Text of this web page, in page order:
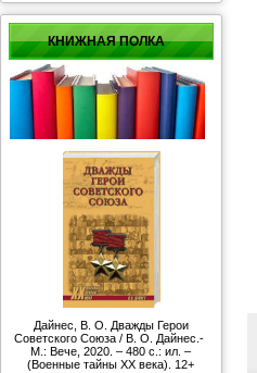
КНИЖНАЯ ПОЛКА
Дайнес, В. О. Дважды Герои
Советского Союза / В. О. Дайнес.-
М.: Вече, 2020. – 480 с.: ил. –
(Военные тайны ХХ века). 12+